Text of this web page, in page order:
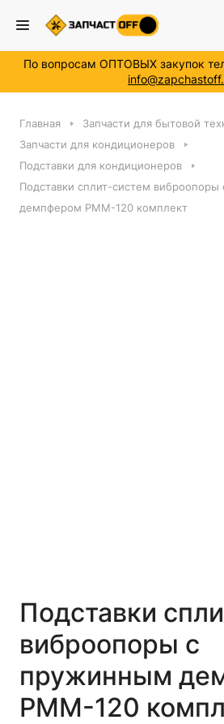
По вопросам ОПТОВЫХ закупок
Главная
Запчасти для бытовой
Запчасти для кондиционеров
Подставки для кондиционеров
Подставки сплит-систем
демпфером РММ-120 комплект
Подставки
виброопоры с
пружинным
РММ-120